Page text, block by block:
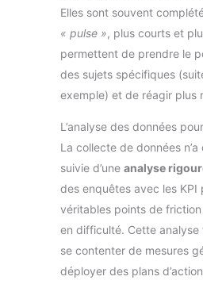
Elles sont souvent
« pulse », plus courts et
permettent de prendre le
des sujets spécifiques
exemple) et de réagir plus
L’analyse des données
La collecte de données
suivie d’une analyse
des enquêtes avec les KPI
véritables points de
en difficulté. Cette
se contenter de mesures
déployer des plans